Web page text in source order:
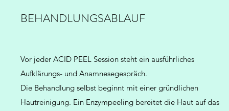
BEHANDLUNGSABLAUF
Vor jeder ACID PEEL Session steht ein ausführliches
Aufklärungs- und Anamnesegespräch.
Die Behandlung selbst beginnt mit einer gründlichen
Hautreinigung. Ein Enzympeeling bereitet die Haut auf das